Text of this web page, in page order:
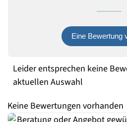
Eine Bewertung
Leider entsprechen keine
aktuellen Auswahl
Keine Bewertungen vorhanden